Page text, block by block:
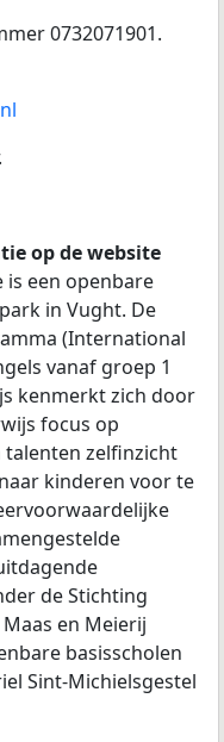
0732071901.
op de website
is een openbare
in Vught. De
(International
vanaf groep 1
kenmerkt zich door
focus op
zelfinzicht
kinderen voor te
de Stichting
en Meierij
basisscholen
Sint-Michielsgestel